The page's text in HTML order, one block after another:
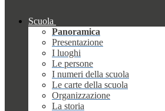
Scuola
Panoramica
Presentazione
I luoghi
Le persone
I numeri della scuola
Le carte della scuola
Organizzazione
La storia